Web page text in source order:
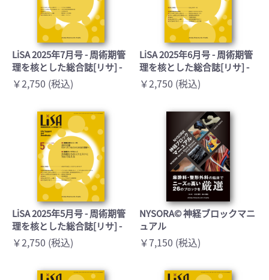
LiSA 2025年7月号 - 周術期管
理を核とした総合誌[リサ] -
￥2,750 (税込)
LiSA 2025年6月号 - 周術期管
理を核とした総合誌[リサ] -
￥2,750 (税込)
LiSA 2025年5月号 - 周術期管
理を核とした総合誌[リサ] -
￥2,750 (税込)
NYSORA© 神経ブロックマニ
ュアル
￥7,150 (税込)